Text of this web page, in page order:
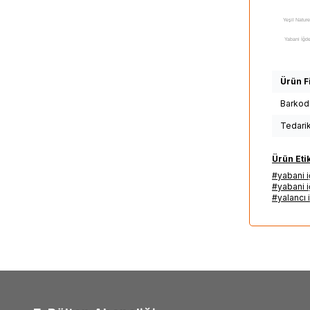
Yeşil
Yabani
satılan
Yağı ürünü
alınır, Yeşil
Ürün
Barkod
Ürün
#yabani
#yabani
#yalancı